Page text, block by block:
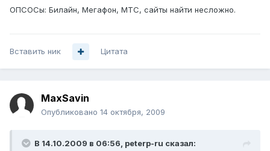
ОПСОСы: Билайн, Мегафон, МТС, сайты найти несложно.
Вставить ник Цитата
MaxSavin
Опубликовано 14 октября, 2009
В 14.10.2009 в 06:56, peterp-ru сказал: